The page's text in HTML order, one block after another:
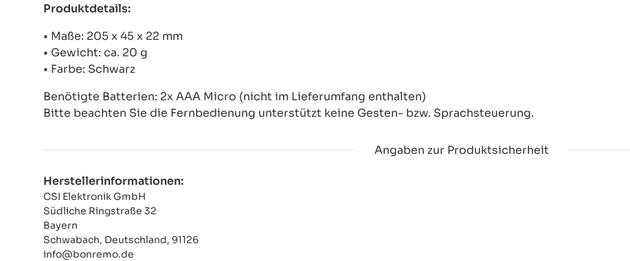
Produktdetails:
• Maße: 205 x 45 x 22 mm
• Gewicht: ca. 20 g
• Farbe: Schwarz
Benötigte Batterien: 2x AAA Micro (nicht im Lieferumfang enthalten)
Bitte beachten Sie die Fernbedienung unterstützt keine Gesten- bzw. Sprachsteuerung.
Angaben zur Produktsicherheit
Herstellerinformationen:
CSI Elektronik GmbH
Südliche Ringstraße 32
Bayern
Schwabach, Deutschland, 91126
info@bonremo.de